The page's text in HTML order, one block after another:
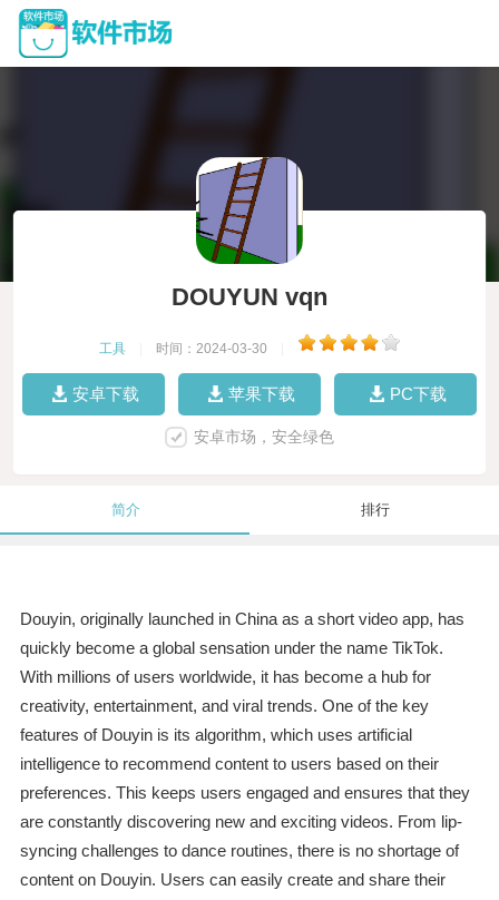
DOUYUN vqn
工具 时间：2024-03-30
安卓下载 苹果下载 PC下载
安卓市场，安全绿色
简介 排行
Douyin, originally launched in China as a short video app, has
quickly become a global sensation under the name TikTok.
With millions of users worldwide, it has become a hub for
creativity, entertainment, and viral trends. One of the key
features of Douyin is its algorithm, which uses artificial
intelligence to recommend content to users based on their
preferences. This keeps users engaged and ensures that they
are constantly discovering new and exciting videos. From lip-
syncing challenges to dance routines, there is no shortage of
content on Douyin. Users can easily create and share their